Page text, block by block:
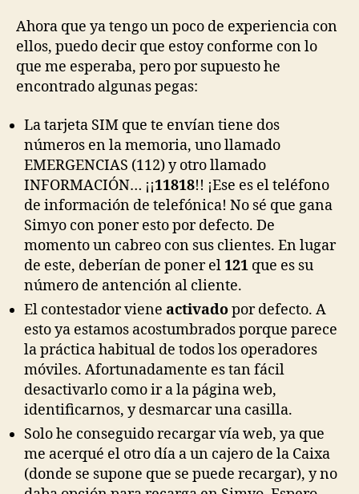
Ahora que ya tengo un poco de experiencia con
ellos, puedo decir que estoy conforme con lo
que me esperaba, pero por supuesto he
encontrado algunas pegas:
La tarjeta SIM que te envían tiene dos
números en la memoria, uno llamado
EMERGENCIAS (112) y otro llamado
INFORMACIÓN… ¡¡11818!! ¡Ese es el teléfono
de información de telefónica! No sé que gana
Simyo con poner esto por defecto. De
momento un cabreo con sus clientes. En lugar
de este, deberían de poner el121 que es su
número de antención al cliente.
El contestador viene activadopor defecto. A
esto ya estamos acostumbrados porque parece
la práctica habitual de todos los operadores
móviles. Afortunadamente es tan fácil
desactivarlo como ir a la página web,
identificarnos, y desmarcar una casilla.
Solo he conseguido recargar vía web, ya que
me acerqué el otro día a un cajero de la Caixa
(donde se supone que se puede recargar), y no